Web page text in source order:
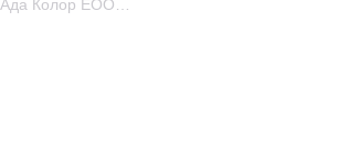
Ада Колор ЕООД&Ada Color Ltd.